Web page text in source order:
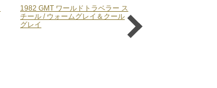
1954 GMT スチール / グリーン タ
ートル